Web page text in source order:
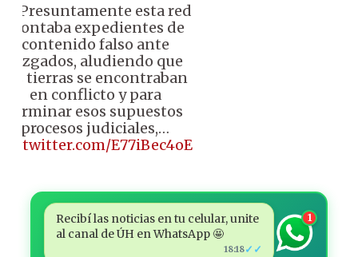
Presuntamente esta red
montaba expedientes de
contenido falso ante
juzgados, aludiendo que
las tierras se encontraban
en conflicto y para
terminar esos supuestos
procesos judiciales,…
E77iBec4oE
Recibí las noticias en tu celular, unite
al canal de ÚH en WhatsApp 🤩
18:18✓✓
1